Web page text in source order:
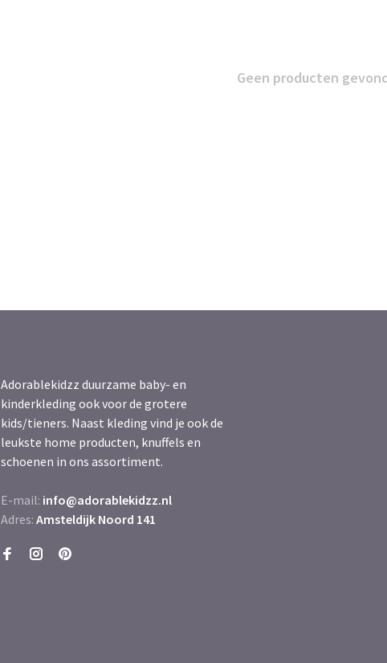
Geen producten
Adorablekidzz duurzame baby- en
kinderkleding ook voor de grotere
kids/tieners. Naast kleding vind je ook de
leukste home producten, knuffels en
schoenen in ons assortiment.
E-mail: info@adorablekidzz.nl
Adres: Amsteldijk Noord 141